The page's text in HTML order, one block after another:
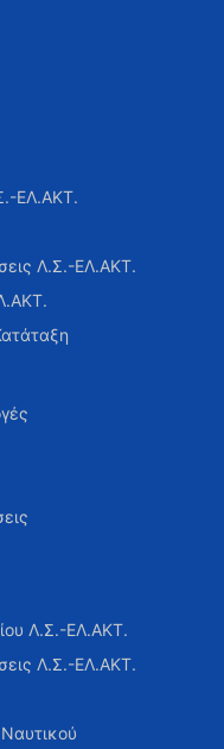
ΕΛ.ΑΚΤ.
Λ.Σ.-ΕΛ.ΑΚΤ.
Λ.Σ.-ΕΛ.ΑΚΤ.
Λ.Σ.-ΕΛ.ΑΚΤ.